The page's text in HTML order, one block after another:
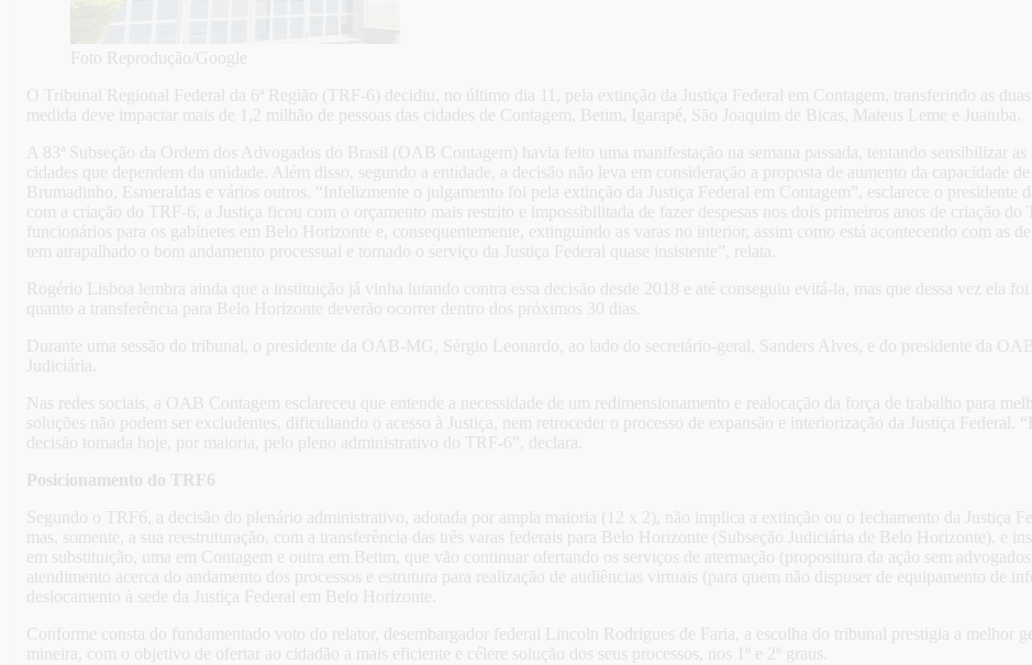
Foto Reprodução/Google
O Tribunal Regional Federal da 6ª Região (TRF-6) decidiu, no último dia 11, pela extinção da Justiça Federal em Contagem, transferindo as
medida deve impactar mais de 1,2 milhão de pessoas das cidades de Contagem, Betim, Igarapé, São Joaquim de Bicas, Mateus Leme e Juatuba.
A 83ª Subseção da Ordem dos Advogados do Brasil (OAB Contagem) havia feito uma manifestação na semana passada, tentando sensibilizar
cidades que dependem da unidade. Além disso, segundo a entidade, a decisão não leva em consideração a proposta de aumento da capacidade
Brumadinho, Esmeraldas e vários outros. “Infelizmente o julgamento foi pela extinção da Justiça Federal em Contagem”, esclarece o
com a criação do TRF-6, a Justiça ficou com o orçamento mais restrito e impossibilitada de fazer despesas nos dois primeiros anos de criação
funcionários para os gabinetes em Belo Horizonte e, consequentemente, extinguindo as varas no interior, assim como está acontecendo com as
tem atrapalhado o bom andamento processual e tornado o serviço da Justiça Federal quase insistente”, relata.
Rogério Lisboa lembra ainda que a instituição já vinha lutando contra essa decisão desde 2018 e até conseguiu evitá-la, mas que dessa vez ela
quanto a transferência para Belo Horizonte deverão ocorrer dentro dos próximos 30 dias.
Durante uma sessão do tribunal, o presidente da OAB-MG, Sérgio Leonardo, ao lado do secretário-geral, Sanders Alves, e do presidente da
Judiciária.
Nas redes sociais, a OAB Contagem esclareceu que entende a necessidade de um redimensionamento e realocação da força de trabalho para
soluções não podem ser excludentes, dificultando o acesso à Justiça, nem retroceder o processo de expansão e interiorização da Justiça Federal.
decisão tomada hoje, por maioria, pelo pleno administrativo do TRF-6”, declara.
Posicionamento do TRF6
Segundo o TRF6, a decisão do plenário administrativo, adotada por ampla maioria (12 x 2), não implica a extinção ou o fechamento da Justiça
mas, somente, a sua reestruturação, com a transferência das três varas federais para Belo Horizonte (Subseção Judiciária de Belo Horizonte), e
em substituição, uma em Contagem e outra em Betim, que vão continuar ofertando os serviços de atermação (propositura da ação sem
atendimento acerca do andamento dos processos e estrutura para realização de audiências virtuais (para quem não dispuser de equipamento de
deslocamento à sede da Justiça Federal em Belo Horizonte.
Conforme consta do fundamentado voto do relator, desembargador federal Lincoln Rodrigues de Faria, a escolha do tribunal prestigia a melhor
mineira, com o objetivo de ofertar ao cidadão a mais eficiente e célere solução dos seus processos, nos 1º e 2º graus.